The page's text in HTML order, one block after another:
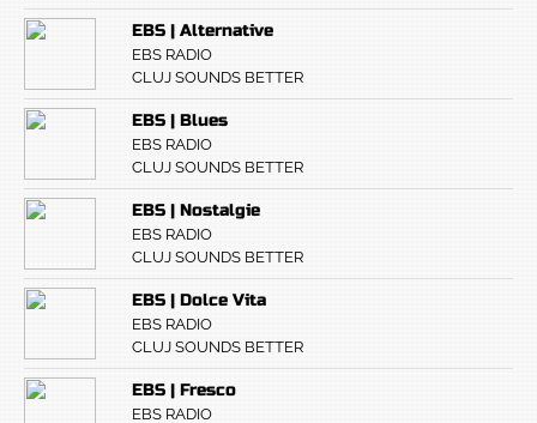
EBS | Alternative
EBS RADIO
CLUJ SOUNDS BETTER
EBS | Blues
EBS RADIO
CLUJ SOUNDS BETTER
EBS | Nostalgie
EBS RADIO
CLUJ SOUNDS BETTER
EBS | Dolce Vita
EBS RADIO
CLUJ SOUNDS BETTER
EBS | Fresco
EBS RADIO